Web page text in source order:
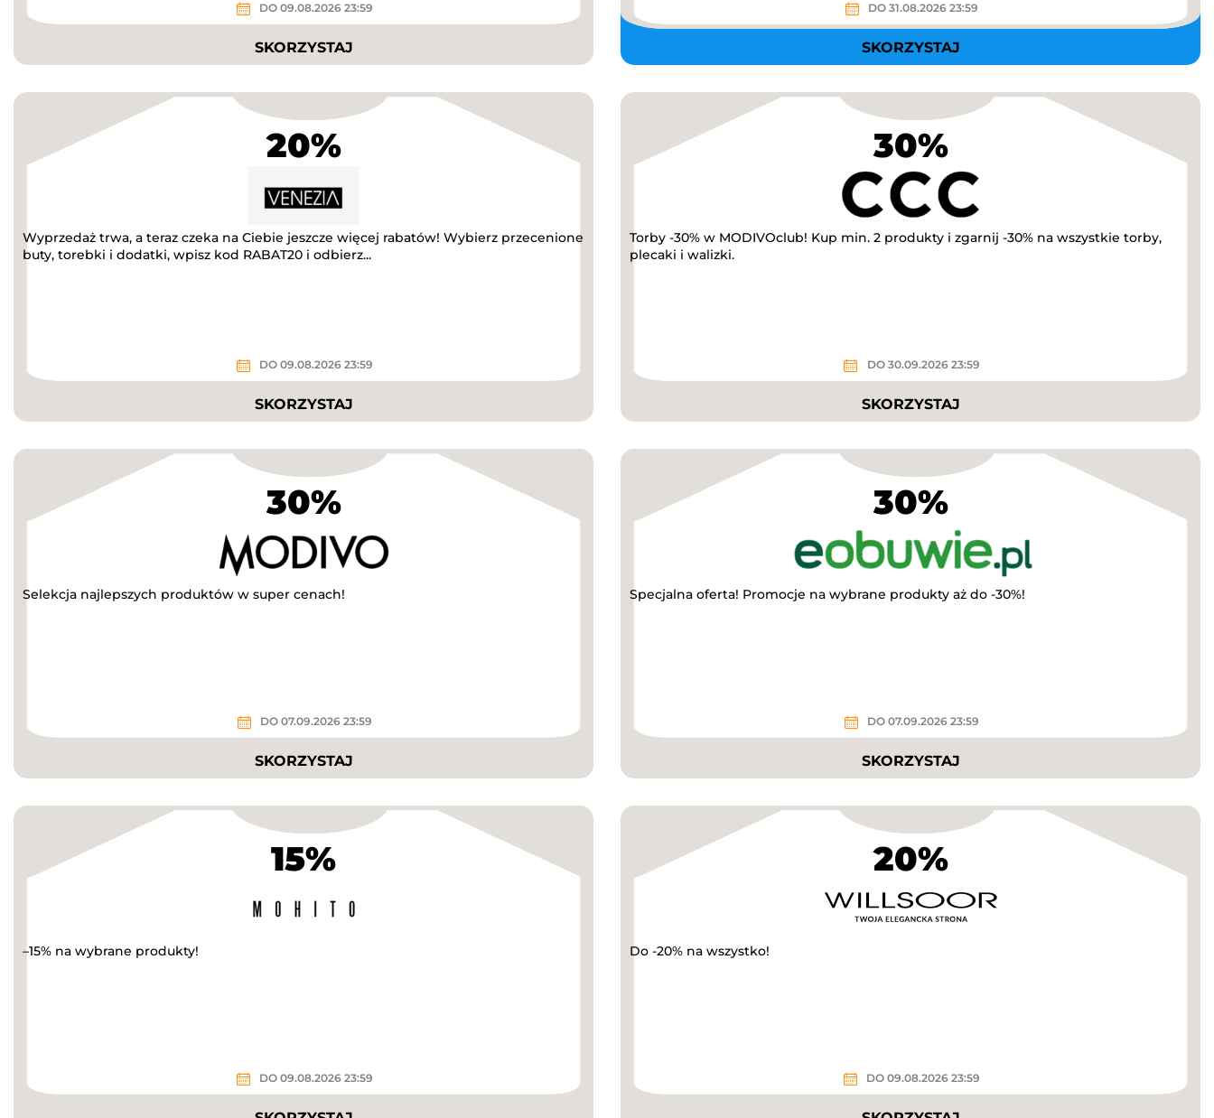
DO 09.08.2026 23:59
SKORZYSTAJ
DO 31.08.2026 23:59
SKORZYSTAJ
20%
Wyprzedaż trwa, a teraz czeka na Ciebie jeszcze więcej rabatów! Wybierz przecenione
buty, torebki i dodatki, wpisz kod RABAT20 i odbierz...
DO 09.08.2026 23:59
SKORZYSTAJ
30%
Torby -30% w MODIVOclub! Kup min. 2 produkty i zgarnij -30% na wszystkie torby,
plecaki i walizki.
DO 30.09.2026 23:59
SKORZYSTAJ
30%
Selekcja najlepszych produktów w super cenach!
DO 07.09.2026 23:59
SKORZYSTAJ
30%
Specjalna oferta! Promocje na wybrane produkty aż do -30%!
DO 07.09.2026 23:59
SKORZYSTAJ
15%
–15% na wybrane produkty!
DO 09.08.2026 23:59
20%
Do -20% na wszystko!
DO 09.08.2026 23:59